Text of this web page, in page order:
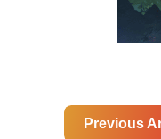
Previous